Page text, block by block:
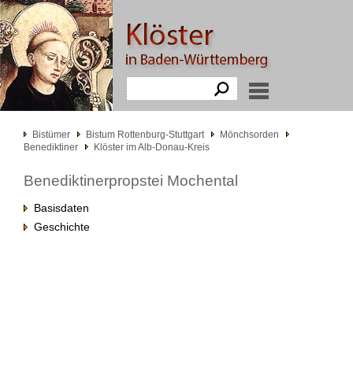
Bistümer Bistum Rottenburg-Stuttgart
Mönchsorden
Benediktiner
Klöster im Alb-Donau-Kreis
Benediktinerpropstei Mochental
Basisdaten
Geschichte